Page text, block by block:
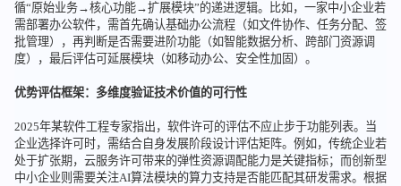
循“原始业务→核心功能→扩展模块”的递进逻辑。比如，一家中小企业若
需部署办公软件，需首先确认基础办公流程（如文件协作、任务分配、签
批管理），再判断是否需要进阶功能（如智能数据分析、跨部门资源调
度），最后评估可延展模块（如移动办公、安全性加固）。
优势评估框架：多维度验证技术价值的可行性
2025年某软件工程专家指出，软件许可的评估不应止步于功能列表。当
企业选择许可时，需结合自身发展阶段设计评估矩阵。例如，传统企业若
处于扩张期，云服务许可带来的弹性资源调配能力是关键指标；而创新型
中小企业则需要关注AI算法模块的算力支持是否能匹配其研发需求。根据